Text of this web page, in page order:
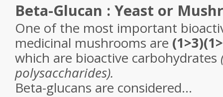
Beta-Glucan : Yeast or
One of the most important
medicinal mushrooms are
which are bioactive carbohydrates
polysaccharides).
Beta-glucans are considered...